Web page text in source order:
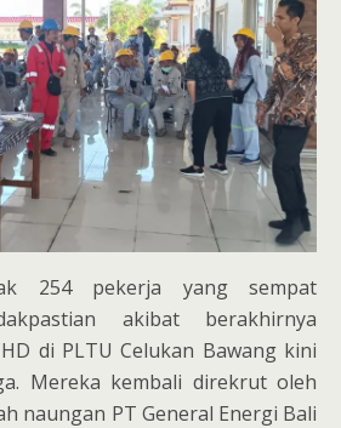
254 pekerja yang sempat
akibat berakhirnya
di PLTU Celukan Bawang kini
Mereka kembali direkrut oleh
naungan PT General Energi Bali